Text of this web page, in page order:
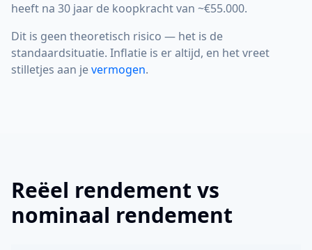
heeft na 30 jaar de koopkracht van ~€55.000.
Dit is geen theoretisch risico — het is de
standaardsituatie. Inflatie is er altijd, en het vreet
stilletjes aan jevermogen.
Reëel rendement vs
nominaal rendement